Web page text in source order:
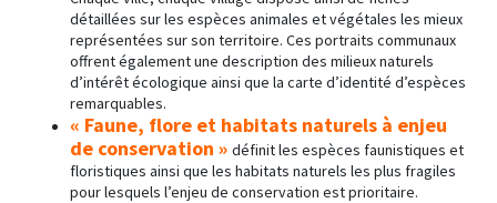
détaillées sur les espèces animales et végétales les mieux
représentées sur son territoire. Ces portraits communaux
offrent également une description des milieux naturels
d’intérêt écologique ainsi que la carte d’identité d’espèces
remarquables.
« Faune, flore et habitats naturels à enjeu
de conservation »définit les espèces faunistiques et
floristiques ainsi que les habitats naturels les plus fragiles
pour lesquels l’enjeu de conservation est prioritaire.